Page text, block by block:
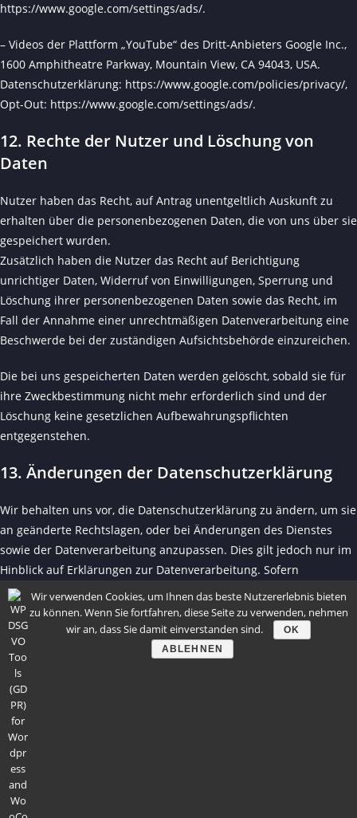
https://www.google.com/settings/ads/.
– Videos der Plattform „YouTube“ des Dritt-Anbieters Google Inc.,
1600 Amphitheatre Parkway, Mountain View, CA 94043, USA.
Datenschutzerklärung: https://www.google.com/policies/privacy/,
Opt-Out: https://www.google.com/settings/ads/.
12. Rechte der Nutzer und Löschung von
Daten
Nutzer haben das Recht, auf Antrag unentgeltlich Auskunft zu
erhalten über die personenbezogenen Daten, die von uns über sie
gespeichert wurden.
Zusätzlich haben die Nutzer das Recht auf Berichtigung
unrichtiger Daten, Widerruf von Einwilligungen, Sperrung und
Löschung ihrer personenbezogenen Daten sowie das Recht, im
Fall der Annahme einer unrechtmäßigen Datenverarbeitung eine
Beschwerde bei der zuständigen Aufsichtsbehörde einzureichen.
Die bei uns gespeicherten Daten werden gelöscht, sobald sie für
ihre Zweckbestimmung nicht mehr erforderlich sind und der
Löschung keine gesetzlichen Aufbewahrungspflichten
entgegenstehen.
13. Änderungen der Datenschutzerklärung
Wir behalten uns vor, die Datenschutzerklärung zu ändern, um sie
an geänderte Rechtslagen, oder bei Änderungen des Dienstes
sowie der Datenverarbeitung anzupassen. Dies gilt jedoch nur im
Hinblick auf Erklärungen zur Datenverarbeitung. Sofern
Einwilligungen der Nutzer erforderlich sind oder Bestandteile der
Datenschutzerklärung Regelungen des Vertragsverhältnisses mit
den Nutzern enthalten, erfolgen die Änderungen nur mit
Zustimmung der Nutzer.
Die Nutzer werden gebeten sich regelmäßig über den Inhalt der
Datenschutzerklärung zu informieren.
Stand: 24.07.2020 17:34
Wir verwenden Cookies, um Ihnen das beste Nutzererlebnis bieten
zu können. Wenn Sie fortfahren, diese Seite zu verwenden, nehmen
wir an, dass Sie damit einverstanden sind.
OK
ABLEHNEN